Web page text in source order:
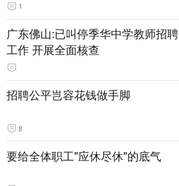
1
广东佛山:已叫停季华中学教师招聘
工作 开展全面核查
招聘公平岂容花钱做手脚
8
要给全体职工"应休尽休"的底气